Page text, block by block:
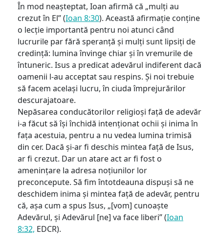
În mod neașteptat, Ioan afirmă că „mulți au
crezut în El” (Ioan 8:30). Această afirmație conține
o lecție importantă pentru noi atunci când
lucrurile par fără speranță și mulți sunt lipsiți de
credință: lumina învinge chiar și în vremurile de
întuneric. Isus a predicat adevărul indiferent dacă
oamenii l-au acceptat sau respins. Și noi trebuie
să facem același lucru, în ciuda împrejurărilor
descurajatoare.
Nepăsarea conducătorilor religioși față de adevăr
i-a făcut să își închidă intenționat ochii și inima în
fața acestuia, pentru a nu vedea lumina trimisă
din cer. Dacă și-ar fi deschis mintea față de Isus,
ar fi crezut. Dar un atare act ar fi fost o
amenințare la adresa noțiunilor lor
preconcepute. Să fim întotdeauna dispuși să ne
deschidem inima și mintea față de adevăr, pentru
că, așa cum a spus Isus, „[vom] cunoaște
Adevărul, și Adevărul [ne] va face liberi” (Ioan
8:32, EDCR).